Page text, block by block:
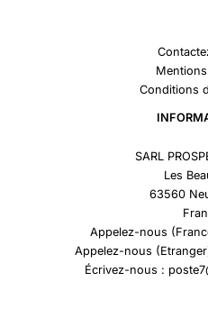
Conditions
SARL
Les
63560
Appelez-nous
Appelez-nous
Écrivez-nous :